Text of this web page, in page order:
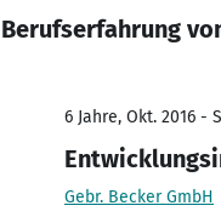
Berufserfahrung
6 Jahre, Okt. 2016 -
Gebr. Becker GmbH